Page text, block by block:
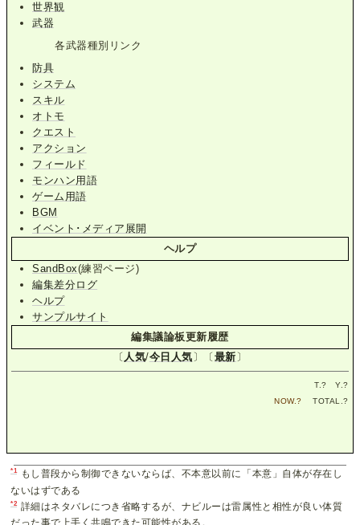
世界観
武器
各武器種別リンク
防具
システム
スキル
オトモ
クエスト
アクション
フィールド
モンハン用語
ゲーム用語
BGM
イベント･メディア展開
ヘルプ
SandBox(練習ページ)
編集差分ログ
ヘルプ
サンプルサイト
編集議論板更新履歴
〔 人気/今日人気 〕〔 最新 〕
T.? Y.?
NOW.? TOTAL.?
*1
もし普段から制御できないならば、不本意以前に「本意」自体が存在し
ないはずである
*2 詳細はネタバレにつき省略するが、ナビルーは雷属性と相性が良い体質
だった事で上手く共鳴できた可能性がある。